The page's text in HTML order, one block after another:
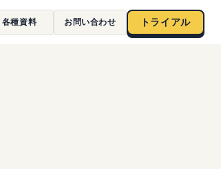
各種資料 お問い合わせ トライアル